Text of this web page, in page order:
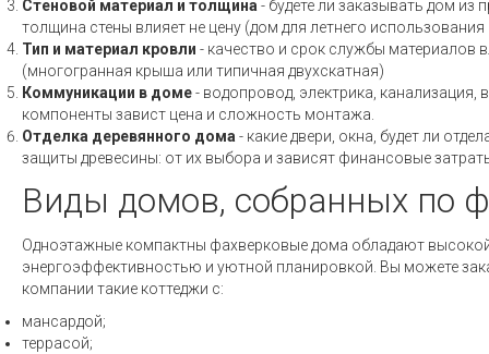
Стеновой материал и толщина - будете ли заказывать дом из
толщина стены влияет не цену (дом для летнего
Тип и материал кровли - качество и срок службы материалов
(многогранная крыша или типичная двухскатная)
Коммуникации в доме- водопровод, электрика, канализация,
компоненты завист цена и сложность монтажа.
Отделка деревянного дома - какие двери, окна, будет ли
защиты древесины: от их выбора и зависят финансовые
Виды домов, собранных по
Одноэтажные компактны фахверковые дома обладают
энергоэффективностью и уютной планировкой. Вы можете
компании такие коттеджи с:
мансардой;
террасой;